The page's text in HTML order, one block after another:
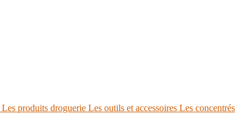
Les produits droguerie Les outils et accessoires Les